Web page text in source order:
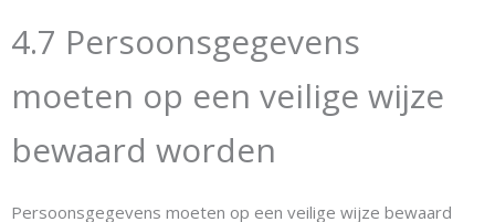
4.7 Persoonsgegevens
moeten op een veilige wijze
bewaard worden
Persoonsgegevens moeten op een veilige wijze bewaard